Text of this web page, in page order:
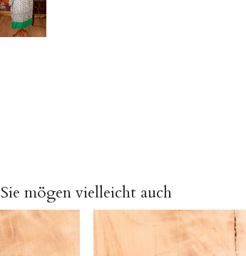
Sie mögen vielleicht auch